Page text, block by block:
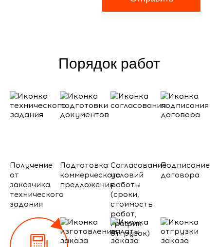
Порядок работ
Получение
от
заказчика
технического
задания
Подготовка
коммерческого
предложения
Согласование
условий
работы
(сроки,
стоимость
работ,
график
отгрузок)
Подписание
договора